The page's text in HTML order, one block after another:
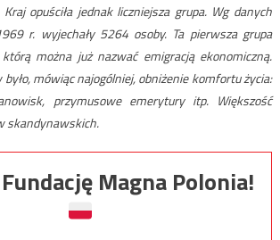
opuściła jednak liczniejsza grupa. Wg danych
r. wyjechały 5264 osoby. Ta pierwsza grupa
można już nazwać emigracją ekonomiczną.
mówiąc najogólniej, obniżenie komfortu życia:
przymusowe emerytury itp. Większość
skandynawskich.
Magna Polonia!